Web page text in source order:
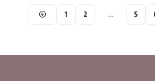
1 2 … 5